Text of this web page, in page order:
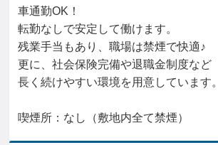
車通勤OK！
転勤なしで安定して働けます。
残業手当もあり、職場は禁煙で快適♪
更に、社会保険完備や退職金制度など
長く続けやすい環境を用意しています。
喫煙所：なし（敷地内全て禁煙）